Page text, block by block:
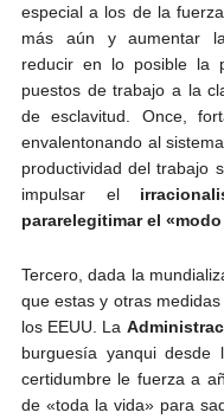
especial a los de la
más aún y aumentar
reducir en lo posible la
puestos de trabajo a la
de esclavitud. Once,
envalentonando al
productividad del trabajo
impulsar el
pararelegitimar el
Tercero, dada la
que estas y otras
los EEUU. La
burguesía yanqui desde
certidumbre le fuerza a
de «toda la vida» para